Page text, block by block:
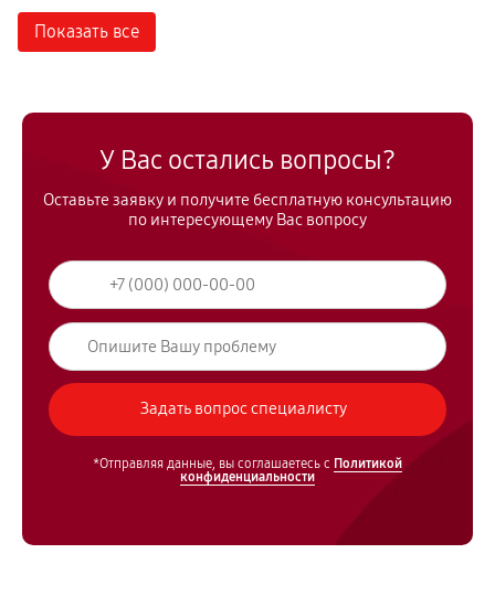
Показать все
У Вас остались вопросы?
Оставьте заявку и получите бесплатную консультацию
по интересующему Вас вопросу
*Отправляя данные, вы соглашаетесь с Политикой
конфиденциальности